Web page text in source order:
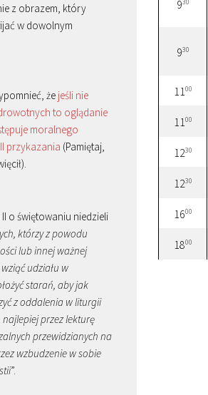
9
930
1100
1100
1230
1230
1600
1800
z obrazem, który
w dowolnym
że jeśli nie
to oglądanie
moralnego
przykazania (Pamiętaj,
II o świętowaniu niedzieli
którzy z powodu
lub innej ważnej
udziału w
starań, aby jak
z oddalenia w liturgii
najlepiej przez lekturę
przewidzianych na
wzbudzenie w sobie
”.